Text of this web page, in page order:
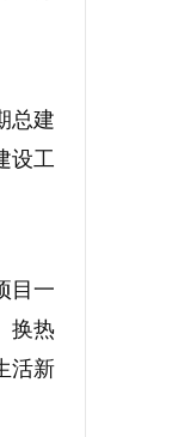
总建
设工
目一
换热
活新